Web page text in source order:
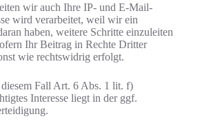
wir auch Ihre IP- und E-Mail-
wird verarbeitet, weil wir ein
haben, weitere Schritte einzuleiten
Ihr Beitrag in Rechte Dritter
wie rechtswidrig erfolgt.
Fall Art. 6 Abs. 1 lit. f)
Interesse liegt in der ggf.